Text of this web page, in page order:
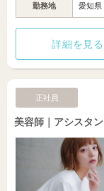
勤務地 愛知県
詳細を見る
正社員
美容師｜アシスタ